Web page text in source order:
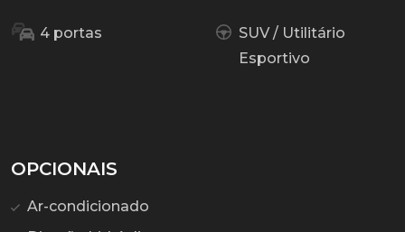
4 portas
SUV / Utilitário
Esportivo
OPCIONAIS
Ar-condicionado